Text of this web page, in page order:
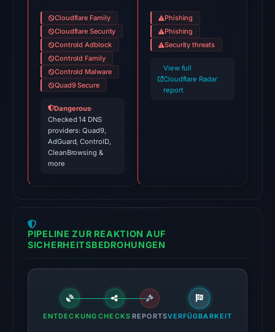
27,
2026
at
02:41
UTC.
malicious;
timestamp
was
recorded.
The
latest
probe
Cloudflare Family
Cloudflare Security
Controld Adblock
Controld Family
Controld Malware
Quad9 Secure
Dangerous·
Checked 14 DNS
providers: Quad9,
AdGuard, ControlD,
CleanBrowsing &
more
Phishing
Phishing
Security threats
View full
Cloudflare Radar
report
PIPELINE ZUR REAKTION AUF
SICHERHEITSBEDROHUNGEN
ENTDECKUNG CHECKS REPORTSVERFÜGBARKEIT